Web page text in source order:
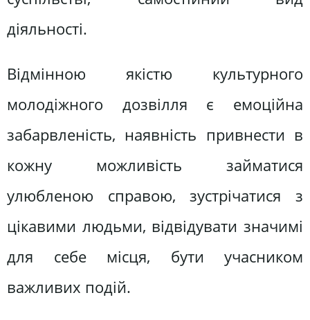
діяльності.
Відмінною якістю культурного
молодіжного дозвілля є емоційна
забарвленість, наявність привнести в
кожну можливість займатися
улюбленою справою, зустрічатися з
цікавими людьми, відвідувати значимі
для себе місця, бути учасником
важливих подій.